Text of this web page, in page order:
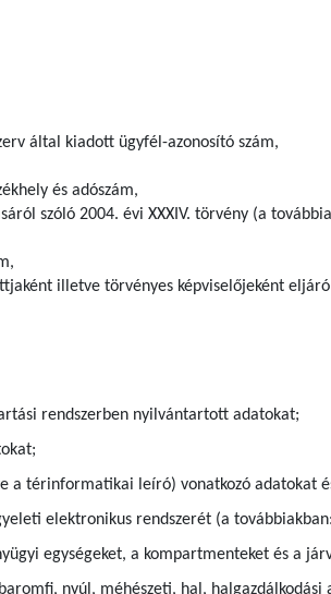
által kiadott ügyfél-azonosító szám,
és adószám,
szóló 2004. évi XXXIV. törvény (a
illetve törvényes képviselőjeként
rendszerben nyilvántartott adatokat;
a térinformatikai leíró) vonatkozó adatokat
elektronikus rendszerét (a
egységeket, a kompartmenteket és a
nyúl, méhészeti, hal,